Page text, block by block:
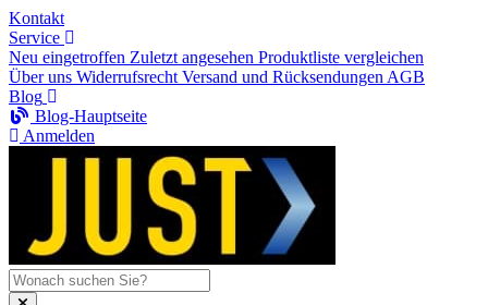
Kontakt
Service
Neu eingetroffen Zuletzt angesehen Produktliste vergleichen
Über uns Widerrufsrecht Versand und Rücksendungen AGB
Blog
Blog-Hauptseite
Anmelden